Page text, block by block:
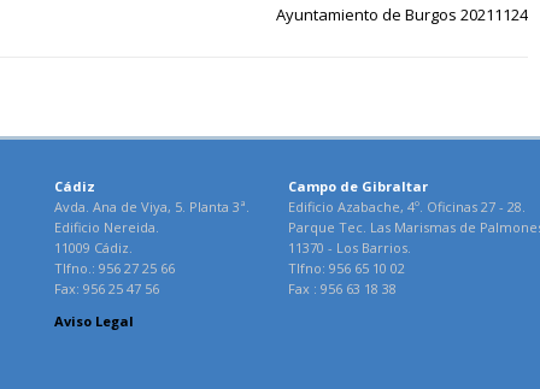
Ayuntamiento de Burgos 20211124
Cádiz
Avda. Ana de Viya, 5. Planta 3ª.
Edificio Nereida.
11009 Cádiz.
Tlfno.: 956 27 25 66
Fax: 956 25 47 56
Campo de Gibraltar
Edificio Azabache, 4º. Oficinas 27 - 28.
Parque Tec. Las Marismas de
11370 - Los Barrios.
Tlfno: 956 65 10 02
Fax : 956 63 18 38
Aviso Legal